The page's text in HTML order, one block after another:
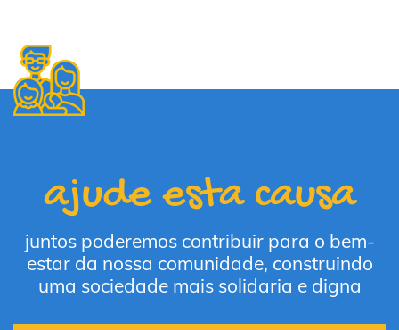
ajude esta causa
juntos poderemos contribuir para o bem-
estar da nossa comunidade, construindo
uma sociedade mais solidaria e digna